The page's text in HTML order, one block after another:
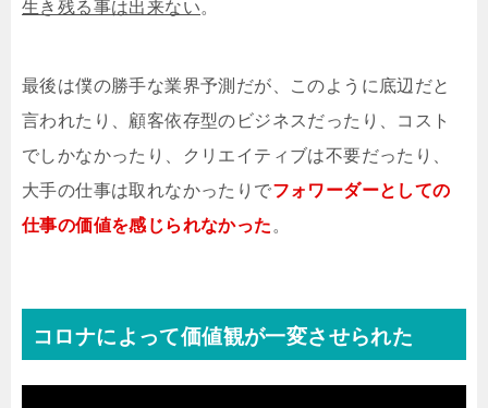
生き残る事は出来ない。
最後は僕の勝手な業界予測だが、このように底辺だと
言われたり、顧客依存型のビジネスだったり、コスト
でしかなかったり、クリエイティブは不要だったり、
大手の仕事は取れなかったりでフォワーダーとしての
仕事の価値を感じられなかった。
コロナによって価値観が一変させられた